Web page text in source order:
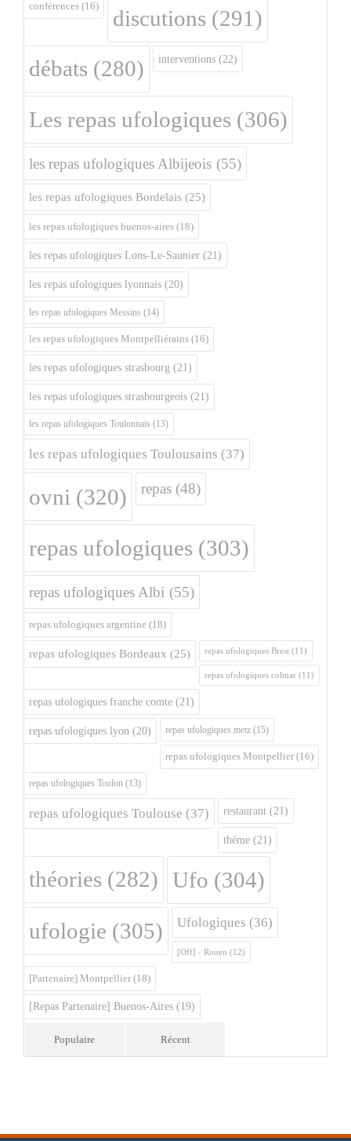
conférences (16) discutions (291)
débats (280) interventions (22)
Les repas ufologiques (306)
les repas ufologiques Albijeois (55)
les repas ufologiques Bordelais (25)
les repas ufologiques buenos-aires (18)
les repas ufologiques Lons-Le-Saunier (21)
les repas ufologiques lyonnais (20)
les repas ufologiques Messins (14)
les repas ufologiques Montpelliérains (16)
les repas ufologiques strasbourg (21)
les repas ufologiques strasbourgeois (21)
les repas ufologiques Toulonnais (13)
les repas ufologiques Toulousains (37)
ovni (320) repas (48)
repas ufologiques (303)
repas ufologiques Albi (55)
repas ufologiques argentine (18)
repas ufologiques Bordeaux (25) repas ufologiques Brest (11)
repas ufologiques colmar (11)
repas ufologiques franche comte (21)
repas ufologiques lyon (20) repas ufologiques metz (15)
repas ufologiques Montpellier (16)
repas ufologiques Toulon (13)
repas ufologiques Toulouse (37) restaurant (21)
théme (21)
théories (282) Ufo (304)
ufologie (305) Ufologiques (36)
[Off] - Rouen (12)
[Partenaire] Montpellier (18)
[Repas Partenaire] Buenos-Aires (19)
Populaire Récent